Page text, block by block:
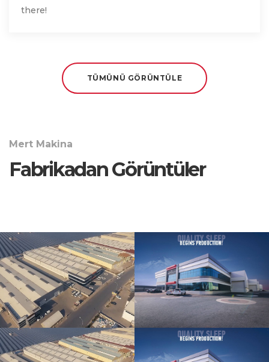
there!
TÜMÜNÜ GÖRÜNTÜLE
Mert Makina
Fabrikadan Görüntüler